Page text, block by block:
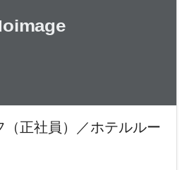
（正社員）／ホテルルー